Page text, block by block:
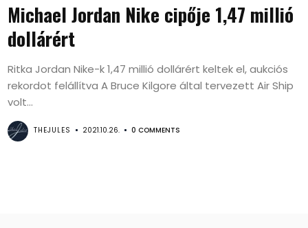
Michael Jordan Nike cipője 1,47 millió
dollárért
Ritka Jordan Nike-k 1,47 millió dollárért keltek el, aukciós
rekordot felállítva A Bruce Kilgore által tervezett Air Ship
volt...
THEJULES 2021.10.26. 0 COMMENTS